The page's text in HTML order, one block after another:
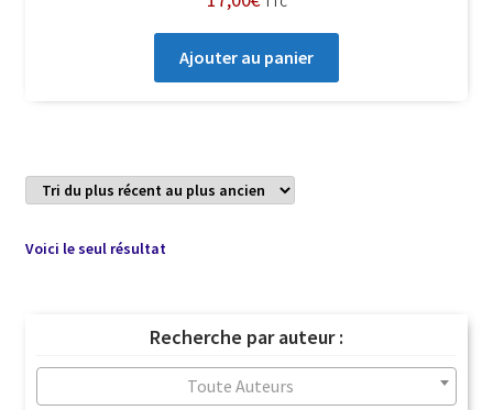
Ajouter au panier
Voici le seul résultat
Recherche par auteur :
Toute Auteurs